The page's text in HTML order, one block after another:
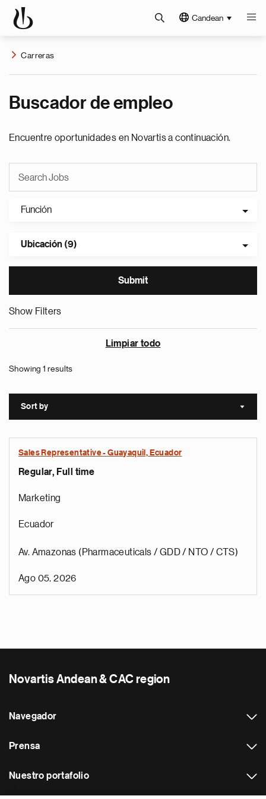
Candean
Carreras
Buscador de empleo
Encuentre oportunidades en Novartis a continuación.
Función
Ubicación (9)
Show Filters
Limpiar todo
Showing 1 results
Sort by Sort
Sales Representative - Guayaquil, Ecuador
Regular, Full time
Marketing
Ecuador
Av. Amazonas (Pharmaceuticals / GDD / NTO / CTS)
Ago 05, 2026
Novartis Andean & CAC region
Navegador
Prensa
Nuestro portafolio